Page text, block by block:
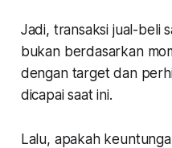
Jadi, transaksi jual-beli
bukan berdasarkan
dengan target dan
dicapai saat ini.
Lalu, apakah